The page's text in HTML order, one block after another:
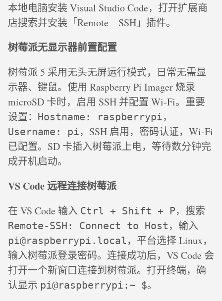
本地电脑安装 Visual Studio Code，打开扩展商
店搜索并安装「Remote – SSH」插件。
树莓派无显示器前置配置
树莓派 5 采用无头无屏运行模式，日常无需显
示器、键鼠。使用 Raspberry Pi Imager 烧录
microSD 卡时，启用 SSH 并配置 Wi‑Fi。重要
设置： Hostname: raspberrypi，
Username: pi，SSH 启用，密码认证，Wi‑Fi
已配置。SD 卡插入树莓派上电，等待数分钟完
成开机启动。
VS Code 远程连接树莓派
在 VS Code 输入 Ctrl + Shift + P，搜索
Remote-SSH: Connect to Host ，输入
pi@raspberrypi.local ，平台选择 Linux，
输入树莓派登录密码。连接成功后，VS Code 会
打开一个新窗口连接到树莓派。打开终端，确
认显示 pi@raspberrypi:~ $。